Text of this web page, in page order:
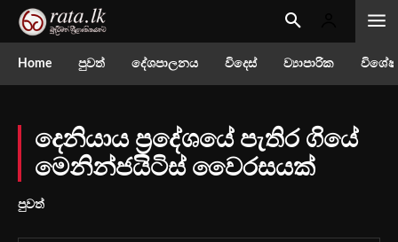
Home පුවත් දේශපාලනය විදෙස් ව්‍යාපාරික
දෙනියාය ප්‍රදේශයේ පැතිර ගියේ
මෙනින්ජයිටිස් වෛරසයක්
පුවත්